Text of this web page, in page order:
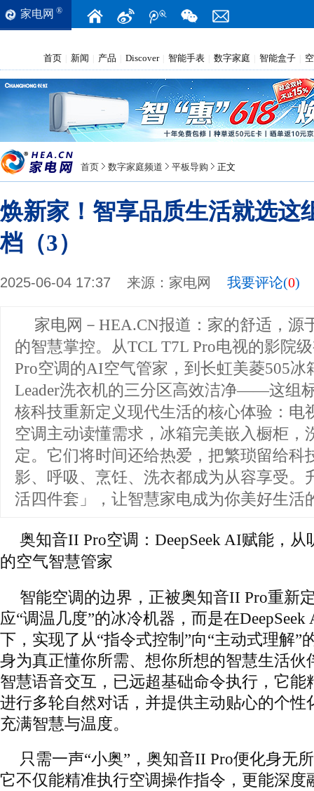
家电网 ®
首页 新闻 产品 Discover 智能手表 数字家庭 智能盒子
首页 数字家庭频道 平板导购 正文
焕新家！智享品质生活就选这
档（3）
2025-06-04 17:37 来源： 家电网 我要评论(0)
家电网－HEA.CN报道： 家的舒适，源
的智慧掌控。从TCL T7L Pro电视的影院
Pro空调的AI空气管家，到长虹美菱505冰
Leader洗衣机的三分区高效洁净——这组
核科技重新定义现代生活的核心体验：电
空调主动读懂需求，冰箱完美嵌入橱柜，
定。它们将时间还给热爱，把繁琐留给科
影、呼吸、烹饪、洗衣都成为从容享受。
活四件套」，让智慧家电成为你美好生活
奥知音II Pro空调：DeepSeek AI赋能，
的空气智慧管家
智能空调的边界，正被奥知音II Pro重新
应“调温几度”的冰冷机器，而是在
下，实现了从“指令式控制”向“主动式理解”
身为真正懂你所需、想你所想的智慧生活伙
智慧语音交互，已远超基础命令执行，它能
进行多轮自然对话，并提供主动贴心的个性
充满智慧与温度。
只需一声“小奥”，奥知音II Pro便化身无
它不仅能精准执行空调操作指令，更能深度